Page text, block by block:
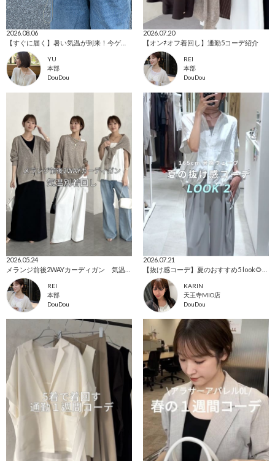
2026.08.06
【すぐに届く】暑い気温が到来！今ゲットできる夏服！！
YU
本部
DouDou
2026.07.20
【オン⇄オフ着回し】通勤5コーデ紹介
REI
本部
DouDou
2026.05.24
REI
本部
DouDou
2026.07.21
KARIN
天王寺MIO店
DouDou